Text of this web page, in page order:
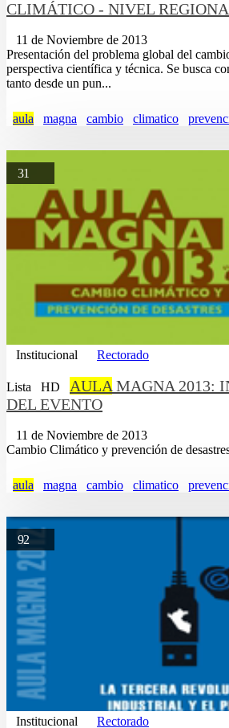
CLIMÁTICO - NIVEL
11 de Noviembre de 2013
Presentación del problema global del
perspectiva científica y técnica. Se busca
tanto desde un pun...
aula magna cambio climatico
31
Institucional Rectorado
Lista HD AULA MAGNA 2013:
DEL EVENTO
11 de Noviembre de 2013
Cambio Climático y prevención de
aula magna cambio climatico
92
Institucional Rectorado